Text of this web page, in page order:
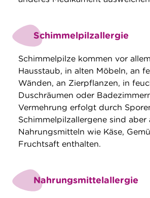
Schimmelpilzallergie
Schimmelpilze kommen vor
Hausstaub, in alten Möbeln, an
Wänden, an Zierpflanzen, in
Duschräumen oder
Vermehrung erfolgt durch
Schimmelpilzallergene sind aber
Nahrungsmitteln wie Käse,
Fruchtsaft enthalten.
Nahrungsmittelallergie